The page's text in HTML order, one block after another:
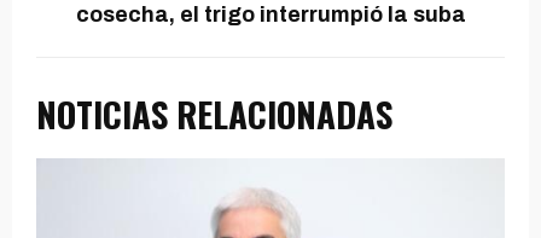
cosecha, el trigo interrumpió la suba
NOTICIAS RELACIONADAS